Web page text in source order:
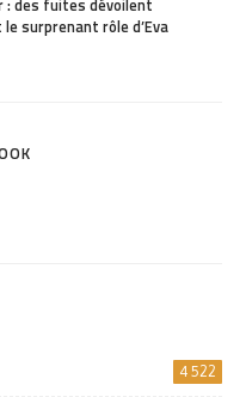
des fuites dévoilent
surprenant rôle d’Eva
4 522